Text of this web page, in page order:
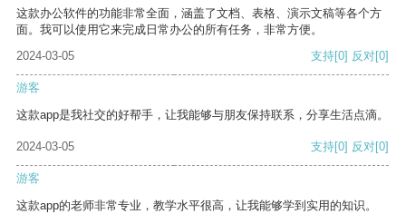
这款办公软件的功能非常全面，涵盖了文档、表格、演示文稿等各个方
面。我可以使用它来完成日常办公的所有任务，非常方便。
2024-03-05
支持[0] 反对[0]
游客
这款app是我社交的好帮手，让我能够与朋友保持联系，分享生活点滴。
2024-03-05 支持[0] 反对[0]
游客
这款app的老师非常专业，教学水平很高，让我能够学到实用的知识。